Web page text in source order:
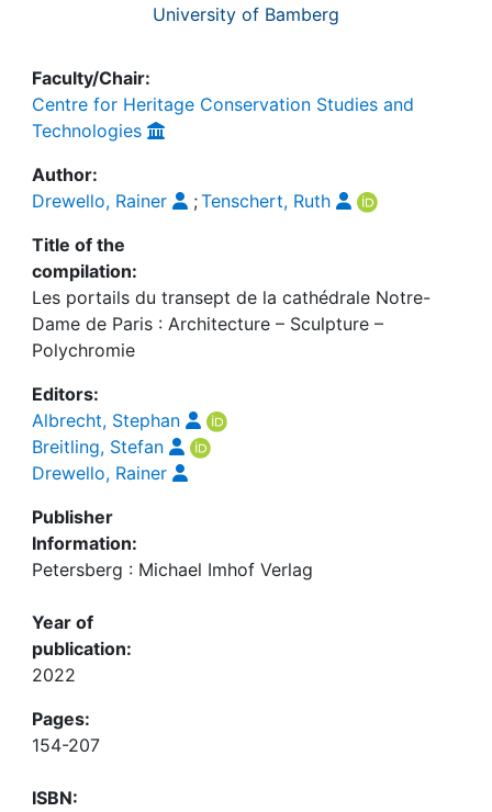
University of Bamberg
Faculty/Chair:
Centre for Heritage Conservation Studies and
Technologies
Author:
Drewello, Rainer
;Tenschert, Ruth
Title of the
compilation:
Les portails du transept de la cathédrale Notre-
Dame de Paris : Architecture – Sculpture –
Polychromie
Editors:
Albrecht, Stephan
Breitling, Stefan
Drewello, Rainer
Publisher
Information:
Petersberg : Michael Imhof Verlag
Year of
publication:
2022
Pages:
154-207
ISBN: